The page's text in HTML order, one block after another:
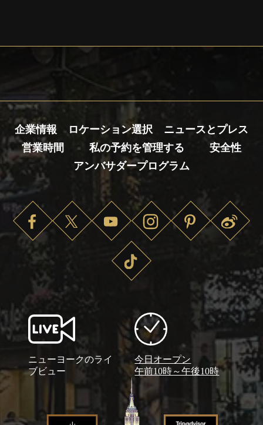
企業情報 ロケーション選択
ニュースとプレス
営業時間
私の予約を管理する
安全性
アンバサダープログラム
ニューヨークのライ
ブビュー
今日オープン
午前10時～午後10時